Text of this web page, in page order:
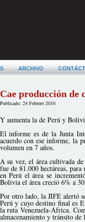
ARCHIVO
Cae producción de
Publicado: 24 Febrero 2010
Y aumenta la de Perú y
El informe es de la Junta
acuerdo con ese informe, la
volumen en 7 años.
A su vez, el área cultivada
fue de 81.000 hectáreas,
en Perú el área se
Bolivia el área creció 6% a
Por otro lado, la JIFE alertó
Perú y cuyo destino final es
la ruta Venezuela-África.
almacenamiento y tránsito de